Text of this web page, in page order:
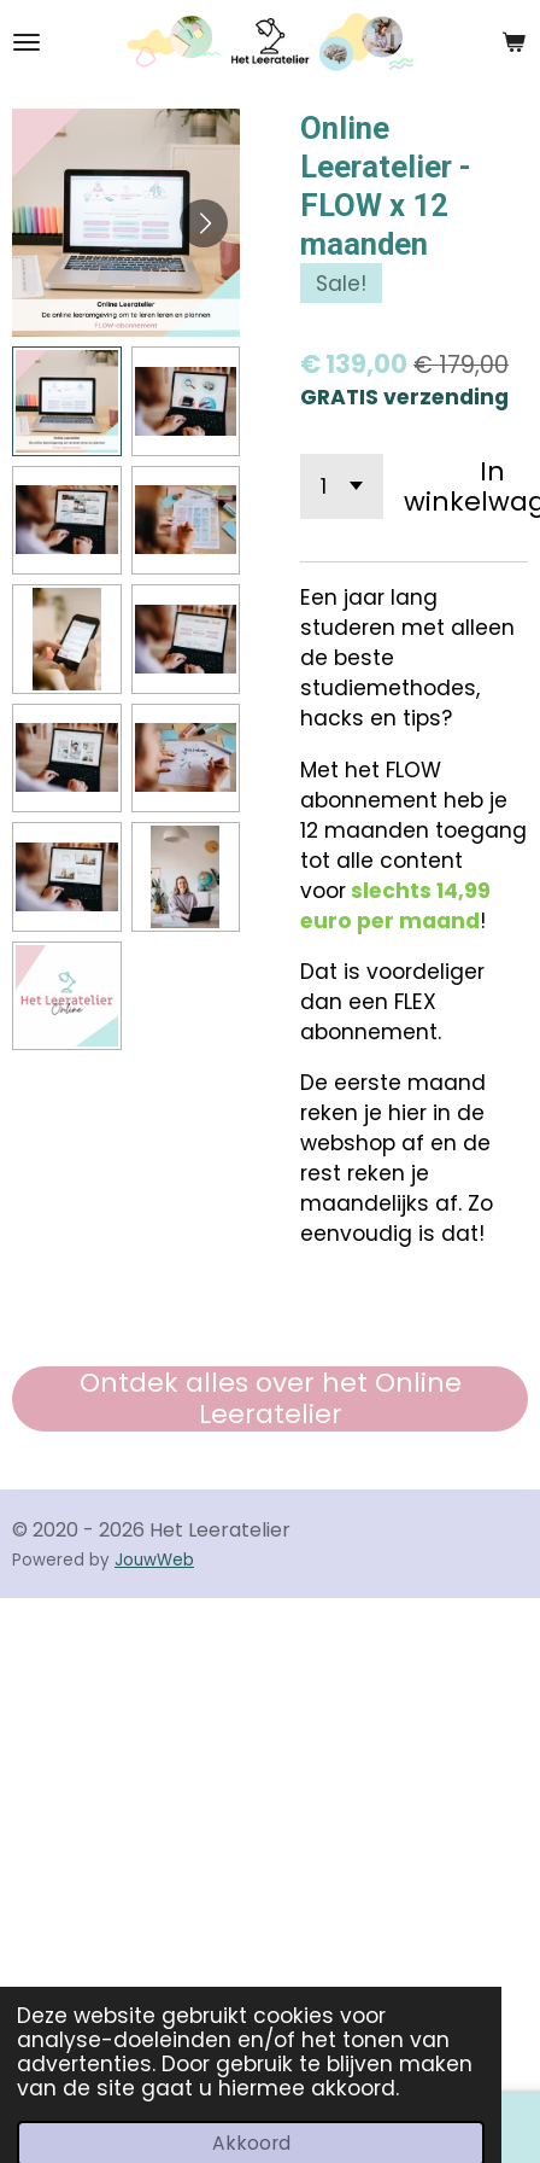
Deze website gebruikt cookies voor
analyse-doeleinden en/of het tonen van
advertenties. Door gebruik te blijven maken
van de site gaat u hiermee akkoord.
Akkoord
direct
de
hoofdinhoud
Online
Leeratelier -
FLOW x 12
maanden
Sale!
€ 139,00 € 179,00
GRATIS verzending
In
Een jaar lang
studeren met alleen
de beste
studiemethodes,
hacks en tips?
Met het FLOW
abonnement heb je
12 maanden toegang
tot alle content
voorslechts 14,99
euro per maand!
Dat is voordeliger
dan een FLEX
abonnement.
De eerste maand
reken je hier in de
webshop af en de
rest reken je
maandelijks af. Zo
eenvoudig is dat!
Ontdek alles over het Online
Leeratelier
© 2020 - 2026 Het Leeratelier
Powered by JouwWeb
Telefoonnummer